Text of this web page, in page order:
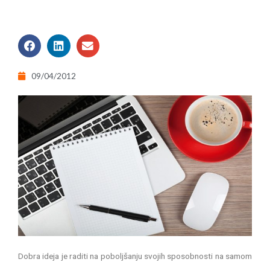
09/04/2012
Dobra ideja je raditi na poboljšanju svojih sposobnosti na samom